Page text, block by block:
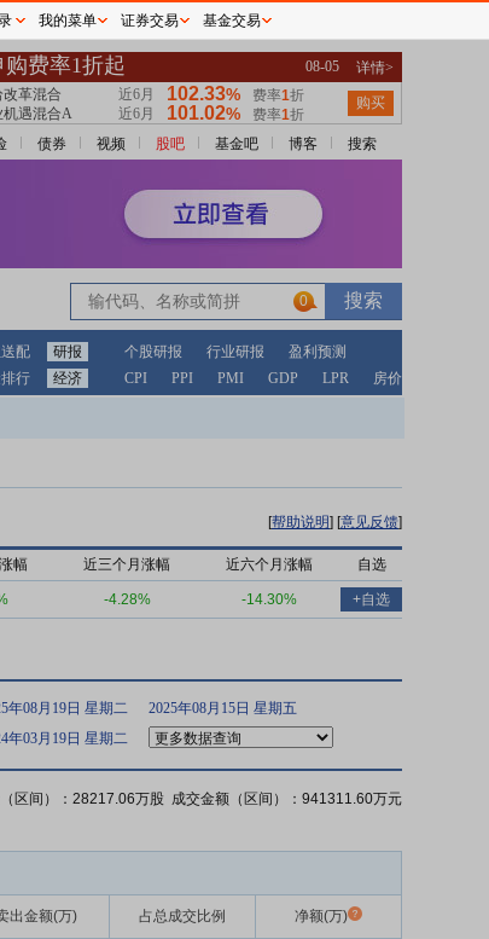
债券 视频 股吧 基金吧 博客 搜索
0
配 研报 个股研报 行业研报
盈利预测
行 经济 CPI PPI PMI GDP LPR 房价
[帮助说明] [意见反馈]
幅 近三个月涨幅 近六个月涨幅 自选
-4.28% -14.30% +自选
年08月19日 星期二
2025年08月15日 星期五
年03月19日 星期二
区间）：28217.06万股 成交金额（区间）：941311.60万元
出金额(万) 占总成交比例 净额(万)
我的菜单 证券交易 基金交易